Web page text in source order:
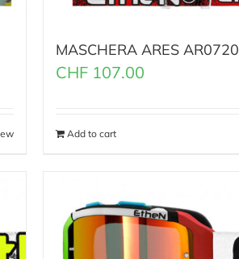
MASCHERA ARES AR0720
CHF107.00
Add to cart